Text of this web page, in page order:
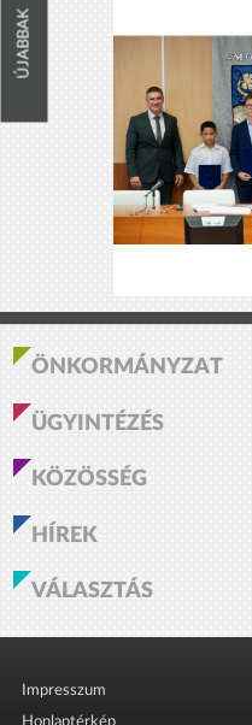
ÚJABBAK
ÖNKORMÁNYZAT
ÜGYINTÉZÉS
KÖZÖSSÉG
HÍREK
VÁLASZTÁS
Impresszum